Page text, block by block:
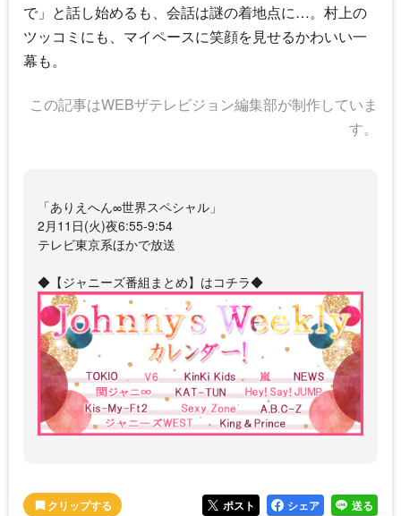
で」と話し始めるも、会話は謎の着地点に…。村上の
ツッコミにも、マイペースに笑顔を見せるかわいい一
幕も。
この記事はWEBザテレビジョン編集部が制作していま
す。
「ありえへん∞世界スペシャル」
2月11日(火)夜6:55-9:54
テレビ東京系ほかで放送
◆【ジャニーズ番組まとめ】はコチラ◆
ポスト シェア 送る